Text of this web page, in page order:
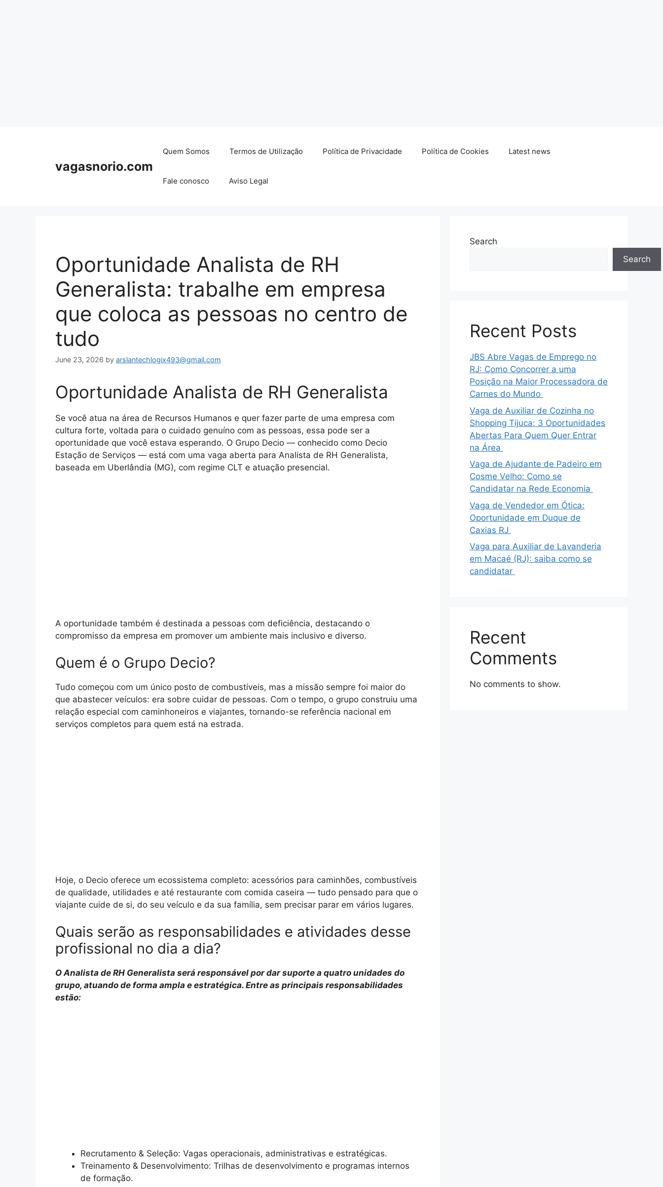
vagasnorio.com
Quem Somos Termos de Utilização Política de Privacidade Política de Cookies Latest news
Fale conosco Aviso Legal
Oportunidade Analista de RH
Generalista: trabalhe em empresa
que coloca as pessoas no centro de
tudo
June 23, 2026 by arslantechlogix493@gmail.com
Oportunidade Analista de RH Generalista
Se você atua na área de Recursos Humanos e quer fazer parte de uma empresa com
cultura forte, voltada para o cuidado genuíno com as pessoas, essa pode ser a
oportunidade que você estava esperando. O Grupo Decio — conhecido como Decio
Estação de Serviços — está com uma vaga aberta para Analista de RH Generalista,
baseada em Uberlândia (MG), com regime CLT e atuação presencial.
A oportunidade também é destinada a pessoas com deficiência, destacando o
compromisso da empresa em promover um ambiente mais inclusivo e diverso.
Quem é o Grupo Decio?
Tudo começou com um único posto de combustíveis, mas a missão sempre foi maior do
que abastecer veículos: era sobre cuidar de pessoas. Com o tempo, o grupo construiu uma
relação especial com caminhoneiros e viajantes, tornando-se referência nacional em
serviços completos para quem está na estrada.
Hoje, o Decio oferece um ecossistema completo: acessórios para caminhões, combustíveis
de qualidade, utilidades e até restaurante com comida caseira — tudo pensado para que o
viajante cuide de si, do seu veículo e da sua família, sem precisar parar em vários lugares.
Quais serão as responsabilidades e atividades desse
profissional no dia a dia?
O Analista de RH Generalista será responsável por dar suporte a quatro unidades do
grupo, atuando de forma ampla e estratégica. Entre as principais responsabilidades
estão:
Recrutamento & Seleção: Vagas operacionais, administrativas e estratégicas.
Treinamento & Desenvolvimento: Trilhas de desenvolvimento e programas internos
de formação.
Search
Search
Recent Posts
JBS Abre Vagas de Emprego no
RJ: Como Concorrer a uma
Posição na Maior Processadora de
Carnes do Mundo
Vaga de Auxiliar de Cozinha no
Shopping Tijuca: 3 Oportunidades
Abertas Para Quem Quer Entrar
na Área
Vaga de Ajudante de Padeiro em
Cosme Velho: Como se
Candidatar na Rede Economia
Vaga de Vendedor em Ótica:
Oportunidade em Duque de
Caxias RJ
Vaga para Auxiliar de Lavanderia
em Macaé (RJ): saiba como se
candidatar
Recent
Comments
No comments to show.